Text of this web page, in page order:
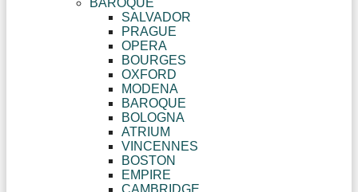
BAROQUE
SALVADOR
PRAGUE
OPERA
BOURGES
OXFORD
MODENA
BAROQUE
BOLOGNA
ATRIUM
VINCENNES
BOSTON
EMPIRE
CAMBRIDGE